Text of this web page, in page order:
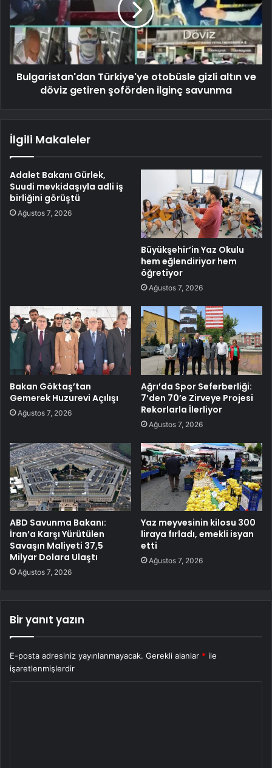
Bulgaristan'dan Türkiye'ye otobüsle gizli altın ve
döviz getiren şoförden ilginç savunma
İlgili Makaleler
Adalet Bakanı Gürlek,
Suudi mevkidaşıyla adli iş
birliğini görüştü
Ağustos 7, 2026
Büyükşehir’in Yaz Okulu
hem eğlendiriyor hem
öğretiyor
Ağustos 7, 2026
Bakan Göktaş’tan
Gemerek Huzurevi Açılışı
Ağustos 7, 2026
Ağrı’da Spor Seferberliği:
7’den 70’e Zirveye Projesi
Rekorlarla İlerliyor
Ağustos 7, 2026
ABD Savunma Bakanı:
İran’a Karşı Yürütülen
Savaşın Maliyeti 37,5
Milyar Dolara Ulaştı
Ağustos 7, 2026
Yaz meyvesinin kilosu 300
liraya fırladı, emekli isyan
etti
Ağustos 7, 2026
Bir yanıt yazın
E-posta adresiniz yayınlanmayacak. Gerekli alanlar * ile
işaretlenmişlerdir